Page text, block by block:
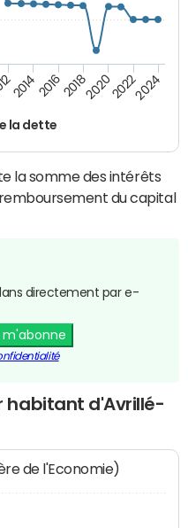
la dette
201420162018202020222024
la somme des intérêts
du capital
directement par e-
m'abonne
habitant d'Avrillé-
de l'Economie)